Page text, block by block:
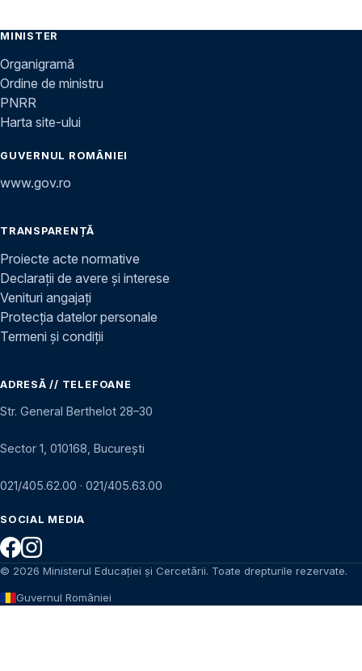
MINISTER
Organigramă
Ordine de ministru
PNRR
Harta site-ului
GUVERNUL ROMÂNIEI
www.gov.ro
TRANSPARENȚĂ
Proiecte acte normative
Declarații de avere și interese
Venituri angajați
Protecția datelor personale
Termeni și condiții
ADRESĂ // TELEFOANE
Str. General Berthelot 28–30
Sector 1, 010168, București
021/405.62.00 · 021/405.63.00
SOCIAL MEDIA
© 2026 Ministerul Educației și Cercetării. Toate drepturile rezervate.
Guvernul României